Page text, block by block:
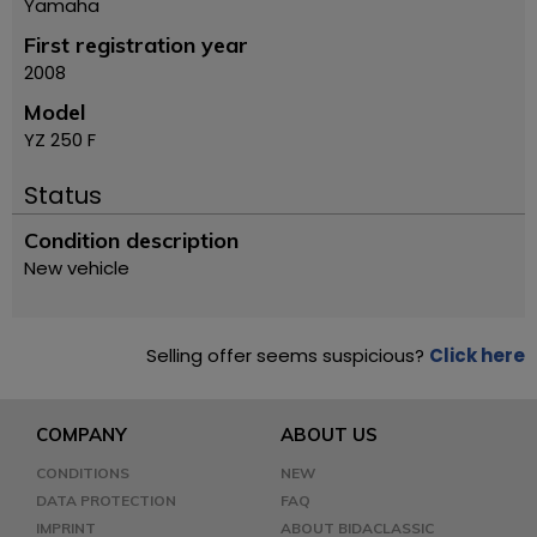
Yamaha
First registration year
2008
Model
YZ 250 F
Status
Condition description
New vehicle
Selling offer seems suspicious? Click here
COMPANY
CONDITIONS
DATA PROTECTION
IMPRINT
ABOUT US
NEW
FAQ
ABOUT BIDACLASSIC